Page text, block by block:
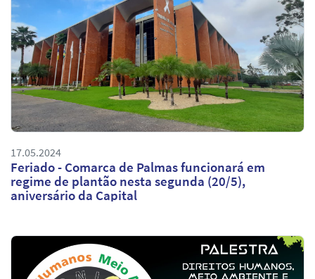
17.05.2024
Feriado - Comarca de Palmas funcionará em
regime de plantão nesta segunda (20/5),
aniversário da Capital